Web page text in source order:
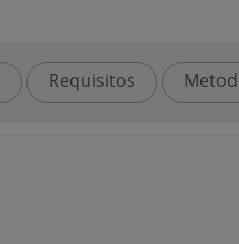
Requisitos